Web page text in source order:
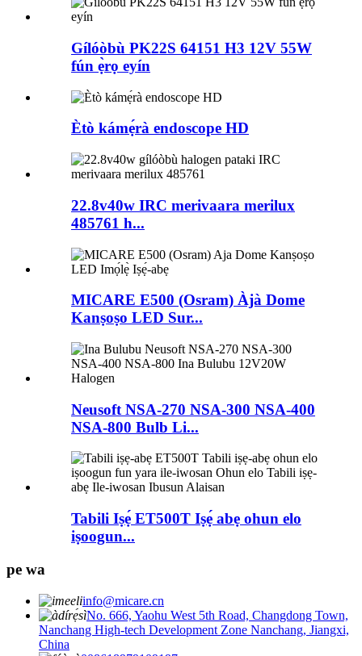
Gílóòbù PK22S 64151 H3 12V 55W
fún ẹ̀rọ eyín
Ètò kámẹ́rà endoscope HD
22.8v40w IRC merivaara merilux
485761 h...
MICARE E500 (Osram) Àjà Dome
Kanṣoṣo LED Sur...
Neusoft NSA-270 NSA-300 NSA-400
NSA-800 Bulb Li...
Tabili Iṣẹ́ ET500T Iṣẹ́ abẹ ohun elo
iṣoogun...
pe wa
info@micare.cn
No. 666, Yaohu West 5th Road, Changdong Town,
Nanchang High-tech Development Zone Nanchang, Jiangxi,
China